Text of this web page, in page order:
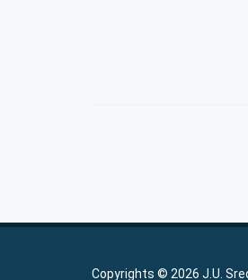
Copyrights © 2026 J.U.